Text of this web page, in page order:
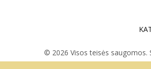
© 2026 Visos teisės saugomos.